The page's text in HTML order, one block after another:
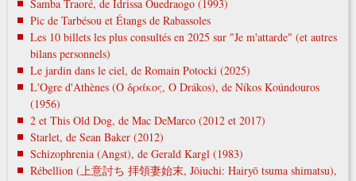
Samba Traoré, de Idrissa Ouedraogo (1993)
Pic de Tarbésou et Étangs de Rabassoles
Les 10 billets les plus consultés en 2025 sur "Je m'attarde" (et autres
bilans personnels)
Le jardin dans le ciel, de Romain Potocki (2025)
L'Ogre d'Athènes (Ο δράκος, O Drákos), de Níkos Koúndouros
(1956)
2 et This Old Dog, de Mac DeMarco (2012 et 2017)
Starlet, de Sean Baker (2012)
Schizophrenia (Angst), de Gerald Kargl (1983)
Rébellion (上意討ち 拝領妻始末, Jōiuchi: Hairyō tsuma shimatsu),